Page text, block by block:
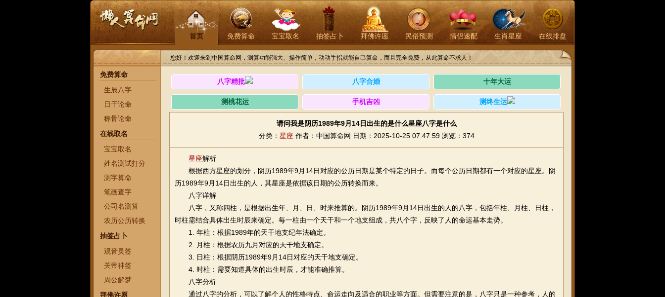
首页 免费算命 宝宝取名 抽签占卜 拜佛许愿 民俗预测 情侣速配 生肖星座 在线排盘
您好！欢迎来到中国算命网，测算功能强大、操作简单，动动手指就能自己算命，而且完全免费，从此算命不求人！
免费算命
生辰八字
日干论命
称骨论命
在线取名
宝宝取名
姓名测试打分
测字算命
笔画查字
公司名测算
农历公历转换
抽签占卜
观音灵签
关帝神签
周公解梦
拜佛许愿
八字精批 八字合婚 十年大运
测桃花运 手机吉凶 测终生运
请问我是阴历1989年9月14日出生的是什么星座八字是什么
分类： 星座 作者：中国算命网 日期：2025-10-25 07:47:59 浏览：374
星座解析
根据西方星座的划分，阴历1989年9月14日对应的公历日期是某个特定的日子。而每个公历日期都有一个对应的星座。阴
历1989年9月14日出生的人，其星座是依据该日期的公历转换而来。
八字详解
八字，又称四柱，是根据出生年、月、日、时来推算的。阴历1989年9月14日出生的人的八字，包括年柱、月柱、日柱，
时柱需结合具体出生时辰来确定。每一柱由一个天干和一个地支组成，共八个字，反映了人的命运基本走势。
1. 年柱：根据1989年的天干地支纪年法确定。
2. 月柱：根据农历九月对应的天干地支确定。
3. 日柱：根据阴历1989年9月14日对应的天干地支确定。
4. 时柱：需要知道具体的出生时辰，才能准确推算。
八字分析
通过八字的分析，可以了解个人的性格特点、命运走向及适合的职业等方面。但需要注意的是，八字只是一种参考，人的